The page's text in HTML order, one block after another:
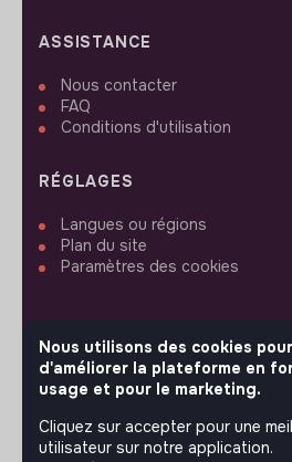
ASSISTANCE
Nous contacter
FAQ
Conditions d'utilisation
RÉGLAGES
Langues ou régions
Plan du site
Paramètres des cookies
SUIVEZ-NOUS
Nous utilisons des cookies
d'améliorer la plateforme en
usage et pour le marketing.
Cliquez sur accepter pour une
utilisateur sur notre application.